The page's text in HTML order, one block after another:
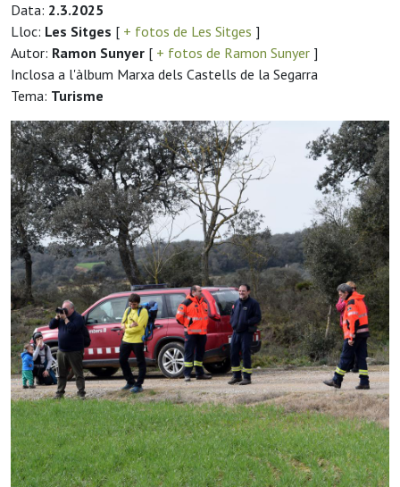
Data: 2.3.2025
Lloc: Les Sitges [ + fotos de Les Sitges ]
Autor: Ramon Sunyer [ + fotos de Ramon Sunyer ]
Inclosa a l'àlbum Marxa dels Castells de la Segarra
Tema: Turisme